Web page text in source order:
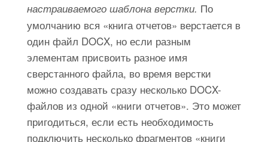
настраиваемого шаблона верстки. По
умолчанию вся «книга отчетов» верстается в
один файл DOCX, но если разным
элементам присвоить разное имя
сверстанного файла, во время верстки
можно создавать сразу несколько DOCX-
файлов из одной «книги отчетов». Это может
пригодиться, если есть необходимость
подключить несколько фрагментов «книги